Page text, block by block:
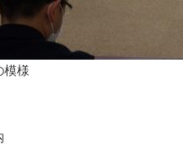
模様